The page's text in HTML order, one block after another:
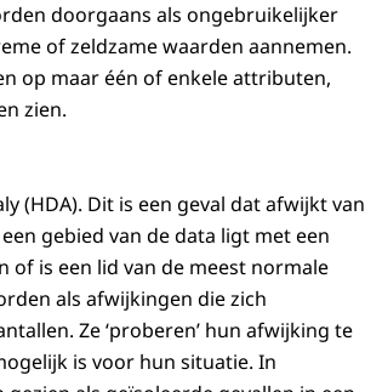
doorgaans als ongebruikelijker
of zeldzame waarden aannemen.
op maar één of enkele attributen,
zien.
(HDA). Dit is een geval dat afwijkt van
gebied van de data ligt met een
of is een lid van de meest normale
als afwijkingen die zich
Ze ‘proberen’ hun afwijking te
is voor hun situatie. In